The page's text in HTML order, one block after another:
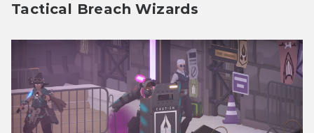
Tactical Breach Wizards